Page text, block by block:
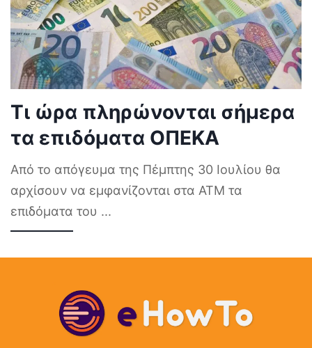
Τι ώρα πληρώνονται σήμερα
τα επιδόματα ΟΠΕΚΑ
Από το απόγευμα της Πέμπτης 30 Ιουλίου θα
αρχίσουν να εμφανίζονται στα ΑΤΜ τα
επιδόματα του ...